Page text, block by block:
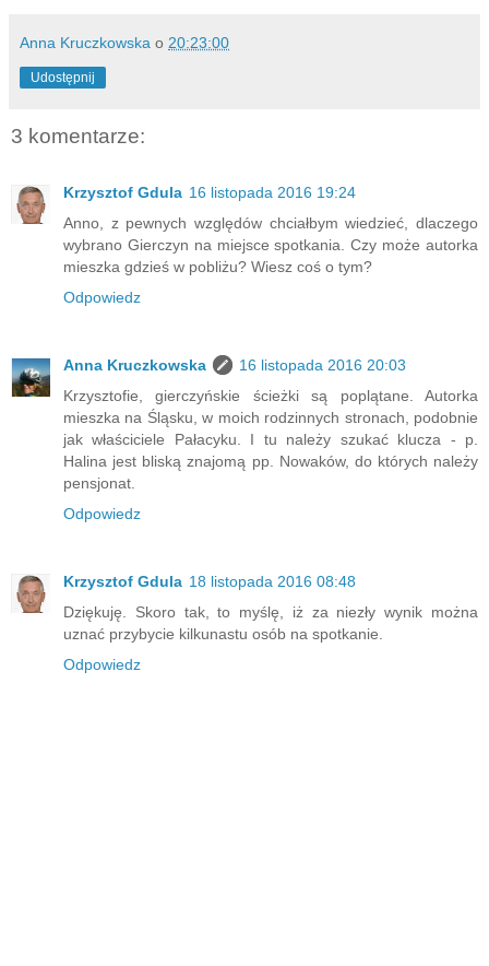
Anna Kruczkowska o 20:23:00
Udostępnij
3 komentarze:
Krzysztof Gdula 16 listopada 2016 19:24
Anno, z pewnych względów chciałbym wiedzieć, dlaczego
wybrano Gierczyn na miejsce spotkania. Czy może autorka
mieszka gdzieś w pobliżu? Wiesz coś o tym?
Odpowiedz
Anna Kruczkowska
16 listopada 2016 20:03
Krzysztofie, gierczyńskie ścieżki są poplątane. Autorka
mieszka na Śląsku, w moich rodzinnych stronach, podobnie
jak właściciele Pałacyku. I tu należy szukać klucza - p.
Halina jest bliską znajomą pp. Nowaków, do których należy
pensjonat.
Odpowiedz
Krzysztof Gdula 18 listopada 2016 08:48
Dziękuję. Skoro tak, to myślę, iż za niezły wynik można
uznać przybycie kilkunastu osób na spotkanie.
Odpowiedz